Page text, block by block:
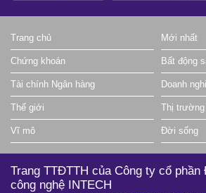
Trang chủ Mới nhất
Chứng khoán Bất động
Tài chính Ngân hàng Doanh
Thế giới Thị trường
Vĩ mô Đời sống
Trang TTĐTTH của Công ty cổ
công nghệ INTECH